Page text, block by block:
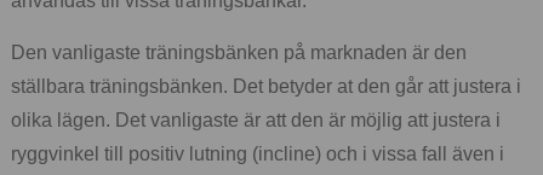
Den vanligaste träningsbänken på marknaden är den
ställbara träningsbänken. Det betyder at den går att justera i
olika lägen. Det vanligaste är att den är möjlig att justera i
ryggvinkel till positiv lutning (incline) och i vissa fall även i